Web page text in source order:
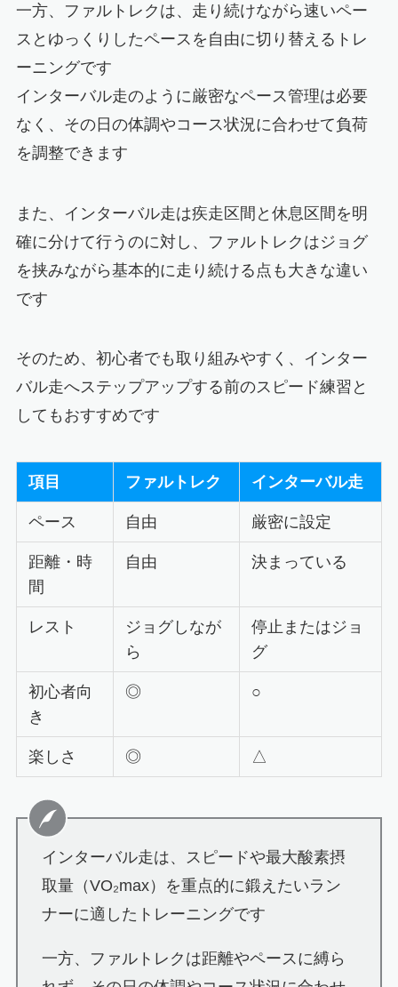
一方、ファルトレクは、走り続けながら速いペー
スとゆっくりしたペースを自由に切り替えるトレ
ーニングです
インターバル走のように厳密なペース管理は必要
なく、その日の体調やコース状況に合わせて負荷
を調整できます
また、インターバル走は疾走区間と休息区間を明
確に分けて行うのに対し、ファルトレクはジョグ
を挟みながら基本的に走り続ける点も大きな違い
です
そのため、初心者でも取り組みやすく、インター
バル走へステップアップする前のスピード練習と
してもおすすめです
項目 ファルトレク インターバル走
ペース 自由 厳密に設定
距離・時
間
自由 決まっている
レスト
ジョグしなが
ら
停止またはジョ
グ
初心者向
き
◎ ○
楽しさ ◎ △
インターバル走は、スピードや最大酸素摂
取量（VO₂max）を重点的に鍛えたいラン
ナーに適したトレーニングです
一方、ファルトレクは距離やペースに縛ら